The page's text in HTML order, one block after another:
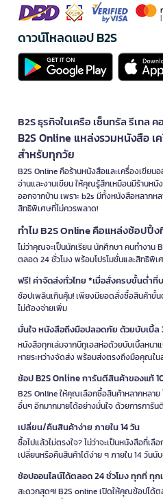
ดาวน์โหลดแอป B2S
B2S ธุรกิจในเครือ เซ็นทรัล รีเทล
B2S Online แหล่งรวมหนังสือ เ
สำหรับทุกวัย
B2S Online คือร้านหนังสือและเครื่องเขียน
อ่านและงานเขียน ให้คุณรู้สึกเหมือนมีร้านห
ออกจากบ้าน เพราะ b2s มีทั้งหนังสือหลาก
สิทธิพิเศษที่ไม่ควรพลาด!
ทำไม B2S Online คือแหล่งช้อปปิ้
ไม่ว่าคุณจะเป็นนักเรียน นักศึกษา คนทำงา
ตลอด 24 ชั่วโมง พร้อมโปรโมชั่นและสิทธิพิเ
ฟรี! ค่าจัดส่งทั่วไทย *เมื่อสั่งครบขั้นต่ำ
ช้อปเพลินเกินคุ้ม! เพียงมียอดสั่งซื้อสินค้าขั้
ไม่ต้องจ่ายเพิ่ม
มั่นใจ หนังสือถึงมือปลอดภัย ด้วยบับเบิ้ล
หนังสือทุกเล่มจากบีทูเอสห่อด้วยบับเบิ้ลหนา
หายระหว่างจัดส่ง พร้อมส่งตรงถึงมือคุณใ
ช้อป B2S Online การันตีสินค้าของแท้
B2S Online ให้คุณเลือกซื้อสินค้าหลากหลาย
อื่นๆ อีกมากมายได้อย่างมั่นใจ ด้วยการการั
เปลี่ยน/คืนสินค้าง่าย ภายใน 14 วัน
ซื้อไปแล้วไม่ตรงใจ? ไม่ว่าจะเป็นหนังสือที่
เปลี่ยนหรือคืนสินค้าได้ง่าย ๆ ภายใน 14 วันนั
ช้อปออนไลน์ได้ตลอด 24 ชั่วโมง ทุกที่ ทุก
สะดวกสุดๆ! B2S online เปิดให้คุณช้อปได้